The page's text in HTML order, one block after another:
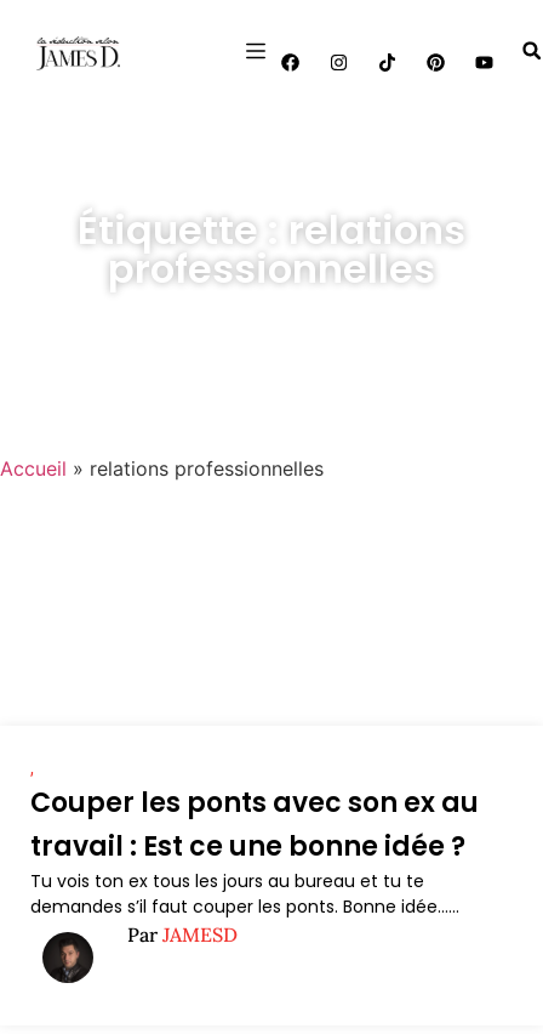
Étiquette : relations
professionnelles
Accueil » relations professionnelles
,
Couper les ponts avec son ex au
travail : Est ce une bonne idée ?
Tu vois ton ex tous les jours au bureau et tu te
demandes s’il faut couper les ponts. Bonne idée…...
ParJAMESD